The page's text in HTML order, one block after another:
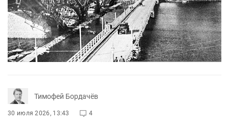
Тимофей Бордачёв
30 июля 2026, 13:43 4